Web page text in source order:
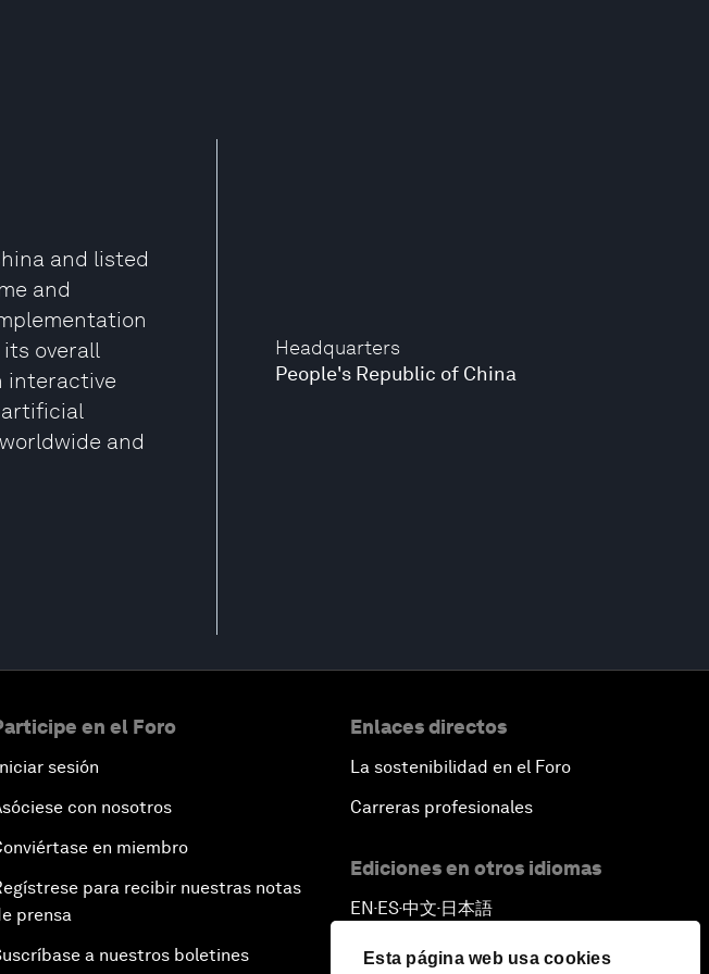
Esta página web usa cookies
Headquarters
People's Republic of China
and listed
and
overall
interactive
and
en el Foro
sesión
con nosotros
en miembro
para recibir nuestras notas
prensa
a nuestros boletines
Enlaces directos
La sostenibilidad en el Foro
Carreras profesionales
Ediciones en otros idiomas
EN ▪ES▪中文▪ 日本語